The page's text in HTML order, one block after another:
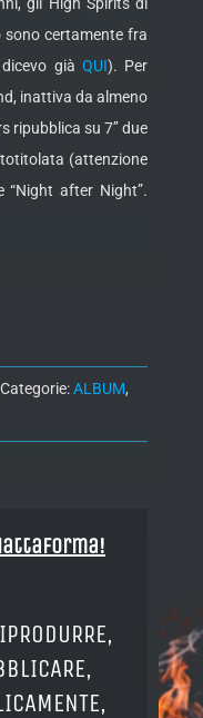
gli High Spirits di
sono certamente fra
già QUI). Per
inattiva da almeno
ripubblica su 7’’ due
(attenzione
after Night”.
Categorie:ALBUM,